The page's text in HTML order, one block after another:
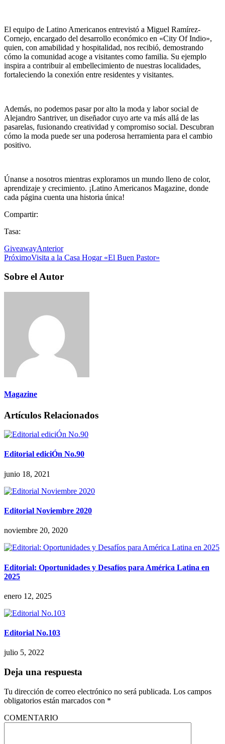
El equipo de Latino Americanos entrevistó a Miguel Ramírez-
Cornejo, encargado del desarrollo económico en «City Of Indio»,
quien, con amabilidad y hospitalidad, nos recibió, demostrando
cómo la comunidad acoge a visitantes como familia. Su ejemplo
inspira a contribuir al embellecimiento de nuestras localidades,
fortaleciendo la conexión entre residentes y visitantes.
Además, no podemos pasar por alto la moda y labor social de
Alejandro Santriver, un diseñador cuyo arte va más allá de las
pasarelas, fusionando creatividad y compromiso social. Descubran
cómo la moda puede ser una poderosa herramienta para el cambio
positivo.
Únanse a nosotros mientras exploramos un mundo lleno de color,
aprendizaje y crecimiento. ¡Latino Americanos Magazine, donde
cada página cuenta una historia única!
Compartir:
Tasa:
GiveawayAnterior
PróximoVisita a la Casa Hogar «El Buen Pastor»
Sobre el Autor
Magazine
Artículos Relacionados
Editorial ediciÓn No.90
junio 18, 2021
Editorial Noviembre 2020
noviembre 20, 2020
Editorial: Oportunidades y Desafíos para América Latina en
2025
enero 12, 2025
Editorial No.103
julio 5, 2022
Deja una respuesta
Tu dirección de correo electrónico no será publicada. Los campos
obligatorios están marcados con *
COMENTARIO